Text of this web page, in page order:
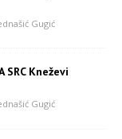
Gugić
SRC Kneževi
Gugić